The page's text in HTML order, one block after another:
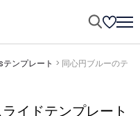
ンプレート > 同心円ブルーのテ
イドテンプレート